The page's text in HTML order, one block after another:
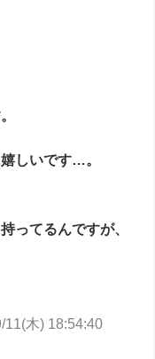
しいです…。
ってるんですが、
11(木) 18:54:40